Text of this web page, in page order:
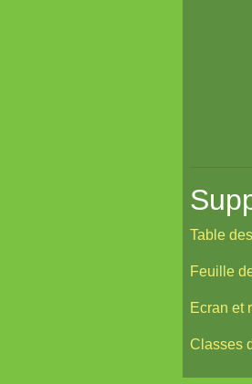
Table
Feuille
Ecran et
Classes